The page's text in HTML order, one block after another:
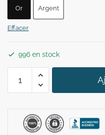
était :
29,90 €.
Or Argent
Effacer
996 en stock
Égyptien